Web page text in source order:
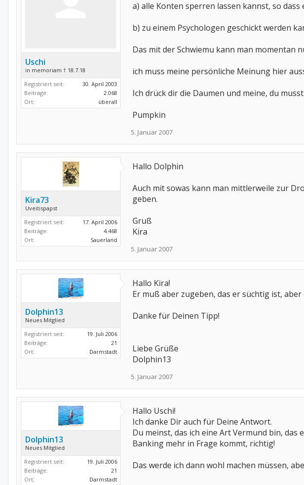
Uschi
in memoriam † 18.7.18
Registriert seit:
30. April 2003
Beiträge:
2.068
Ort:
überall
a) alle Konten sperren lassen kannst, so
b) zu einem Psychologen geschickt werden
Das mit der Schwiemu kann man momentan
ich muss meine persönliche Meinung hier
Ich drück dir die Daumen und meine, du
Pumpkin
5. Januar 2007
Kira73
Uveitispapst
Registriert seit:
17. April 2006
Beiträge:
4.468
Ort:
Sauerland
Hallo Dolphin
Auch mit sowas kann man mittlerweile zur
geben.
Gruß
Kira
5. Januar 2007
Dolphin13
Neues Mitglied
Registriert seit:
19. Juli 2006
Beiträge:
21
Ort:
Darmstadt
Hallo Kira!
Er muß aber zugeben, das er süchtig ist,
Danke für Deinen Tipp!
Liebe Grüße
Dolphin13
5. Januar 2007
Dolphin13
Neues Mitglied
Registriert seit:
19. Juli 2006
Beiträge:
21
Ort:
Darmstadt
Hallo Uschi!
Ich danke Dir auch für Deine Antwort.
Du meinst, das ich eine Art Vermund bin,
Banking mehr in Frage kommt, richtig!
Das werde ich dann wohl machen müssen,